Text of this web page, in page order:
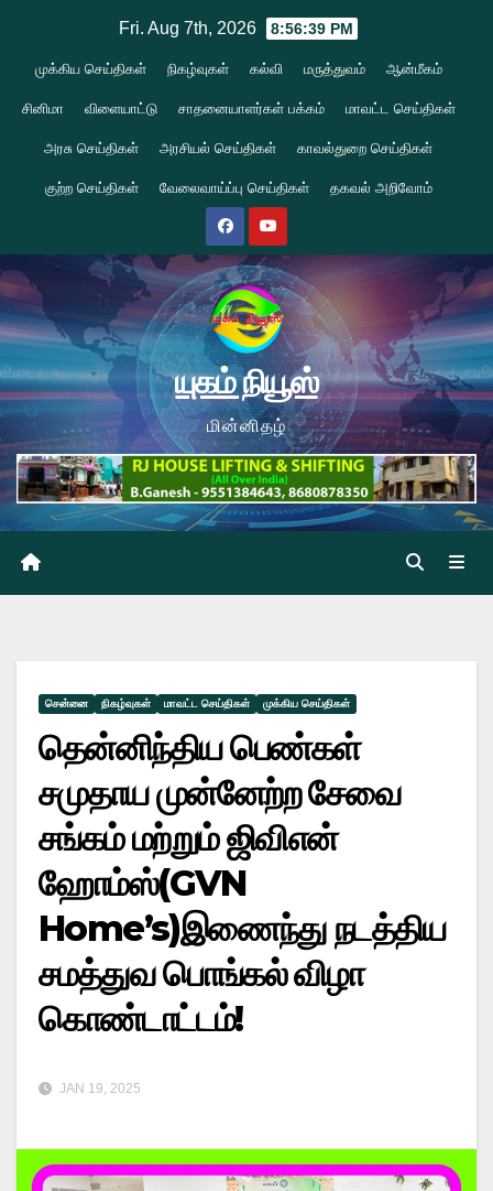
content
Fri. Aug 7th, 2026 8:56:40 PM
முக்கிய செய்திகள் நிகழ்வுகள் கல்வி மருத்துவம் ஆன்மீகம்
சினிமா விளையாட்டு சாதனையாளர்கள் பக்கம் மாவட்ட செய்திகள்
அரசு செய்திகள் அரசியல் செய்திகள் காவல்துறை செய்திகள்
குற்ற செய்திகள் வேலைவாய்ப்பு செய்திகள் தகவல் அறிவோம்
யுகம் நியூஸ்
மின்னிதழ்
சென்னை நிகழ்வுகள் மாவட்ட செய்திகள் முக்கிய செய்திகள்
தென்னிந்திய பெண்கள்
சமுதாய முன்னேற்ற சேவை
சங்கம் மற்றும் ஜிவிஎன்
ஹோம்ஸ்(GVN
Home’s)இணைந்து நடத்திய
சமத்துவ பொங்கல் விழா
கொண்டாட்டம்!
JAN 19, 2025